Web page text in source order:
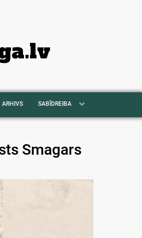
ARHIVS SABĪDREIBA
Smagars